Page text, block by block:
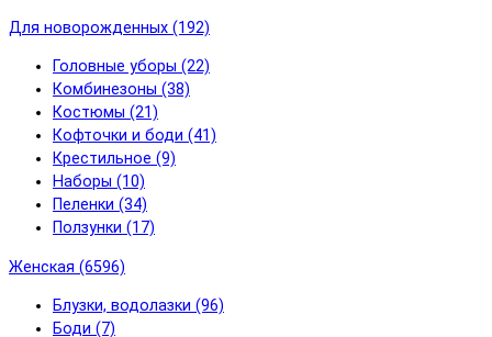
Для новорожденных (192)
Головные уборы (22)
Комбинезоны (38)
Костюмы (21)
Кофточки и боди (41)
Крестильное (9)
Наборы (10)
Пеленки (34)
Ползунки (17)
Женская (6596)
Блузки, водолазки (96)
Боди (7)